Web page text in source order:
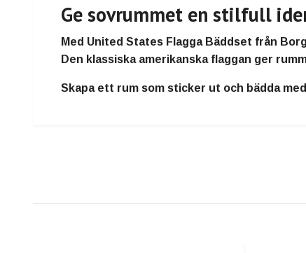
Ge sovrummet en stilfull
Med United States Flagga Bäddset från
Den klassiska amerikanska flaggan ger
Skapa ett rum som sticker ut och bädda